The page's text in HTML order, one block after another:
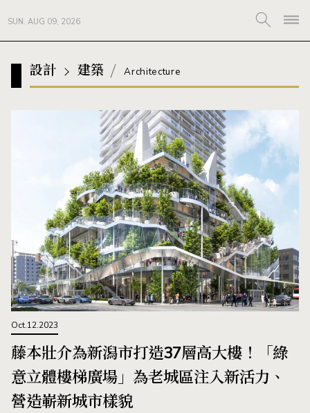
SUN. AUG 09, 2026
設計 建築 Architecture
Oct.12.2023
藤本壯介為新潟市打造37層高大樓！「綠
意立體樓梯廣場」為老城區注入新活力、
營造嶄新城市樣貌